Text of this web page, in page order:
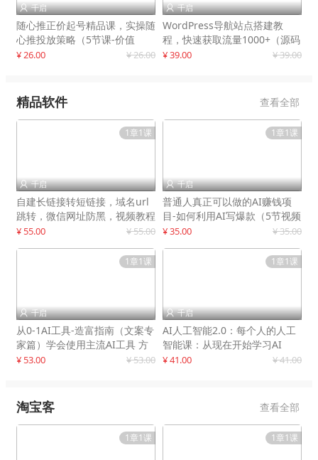
 千启
随心推正价起号精品课，实操随
心推投放策略（5节课-价值
298）
¥ 26.00 ¥ 26.00
 千启
WordPress导航站点搭建教
程，快速获取流量1000+（源码
+教程）
¥ 39.00 ¥ 39.00
精品软件 查看全部
1章1课
 千启
自建长链接转短链接，域名url
跳转，微信网址防黑，视频教程
手把手教你
¥ 55.00 ¥ 55.00
1章1课
 千启
普通人真正可以做的AI赚钱项
目-如何利用AI写爆款（5节视频
课）
¥ 35.00 ¥ 35.00
1章1课
 千启
从0-1AI工具-造富指南（文案专
家篇）学会使用主流AI工具 方
法和心法的融合
¥ 53.00 ¥ 53.00
1章1课
 千启
AI人工智能2.0：每个人的人工
智能课：从现在开始学习AI
¥ 41.00 ¥ 41.00
淘宝客 查看全部
1章1课 1章1课